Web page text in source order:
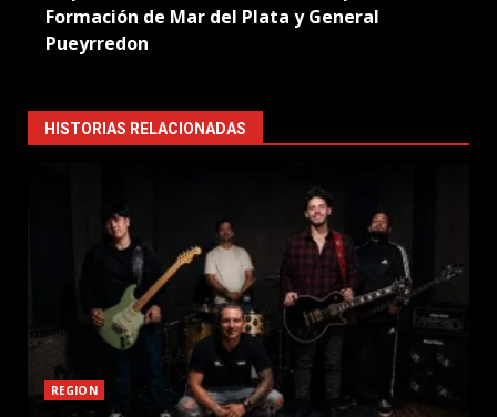
Formación de Mar del Plata y General
Pueyrredon
HISTORIAS RELACIONADAS
REGION